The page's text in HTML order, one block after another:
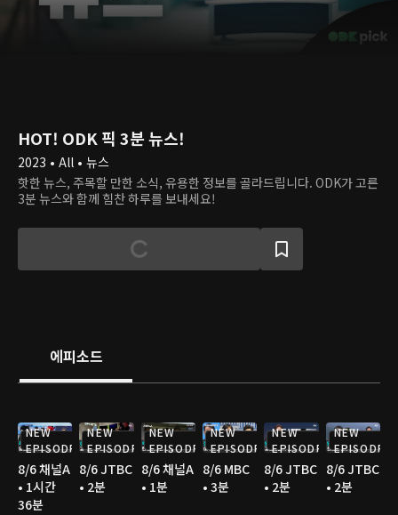
HOT! ODK 픽 3분 뉴스!
2023 • All • 뉴스
핫한 뉴스, 주목할 만한 소식, 유용한 정보를 골라드립니다. ODK가 고른
3분 뉴스와 함께 힘찬 하루를 보내세요!
에피소드
NEW
EPISODE
8/6 채널A
• 1시간
36분
NEW
EPISODE
8/6 JTBC
• 2분
NEW
EPISODE
8/6 채널A
• 1분
NEW
EPISODE
8/6 MBC
• 3분
NEW
EPISODE
8/6 JTBC
• 2분
NEW
EPISODE
8/6 JTBC
• 2분